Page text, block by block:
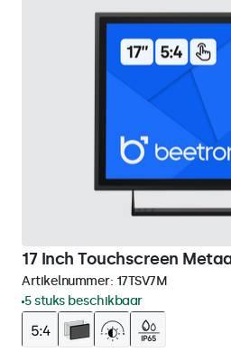
17 Inch Touchscreen
Artikelnummer: 17TSV7M
5 stuks beschikbaar